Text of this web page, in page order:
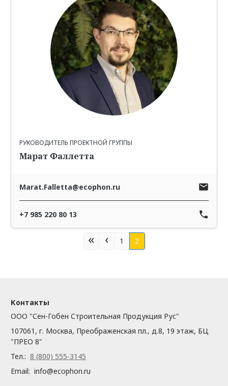
РУКОВОДИТЕЛЬ ПРОЕКТНОЙ ГРУППЫ
Марат Фаллетта
Marat.Falletta@ecophon.ru
+7 985 220 80 13
Нумерация страниц
«Первая страница
‹Предыдущая
1 2
Контакты
ООО "Сен-Гобен Строительная Продукция Рус"
107061, г. Москва, Преображенская пл., д.8, 19 этаж, БЦ
"ПРЕО 8"
Тел.: 8 (800) 555-3145
Email: info@ecophon.ru